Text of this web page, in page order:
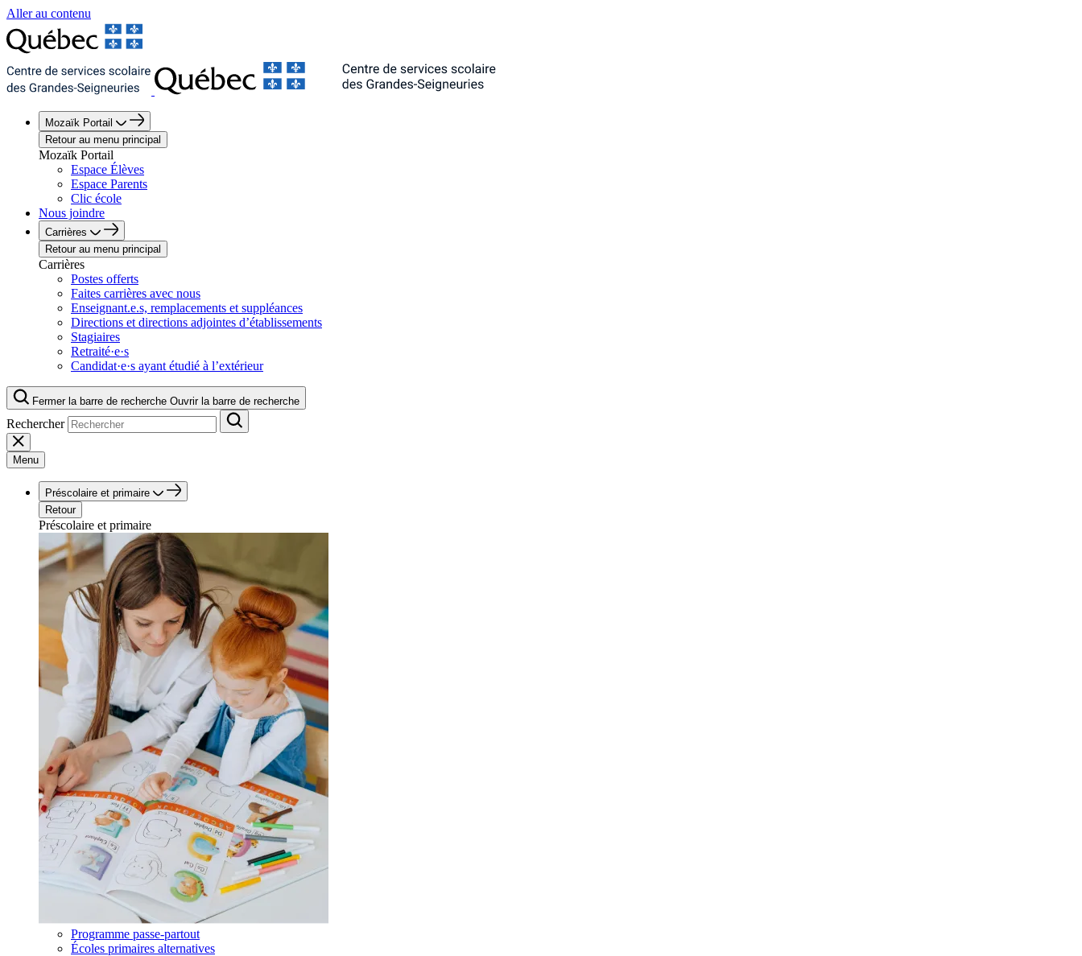
Aller au contenu
Mozaïk Portail
Retour au menu principal
Mozaïk Portail
Espace Élèves
Espace Parents
Clic école
Nous joindre
Carrières
Retour au menu principal
Carrières
Postes offerts
Faites carrières avec nous
Enseignant.e.s, remplacements et suppléances
Directions et directions adjointes d’établissements
Stagiaires
Retraité·e·s
Candidat·e·s ayant étudié à l’extérieur
Fermer la barre de recherche Ouvrir la barre de recherche
Rechercher
Menu
Préscolaire et primaire
Retour
Préscolaire et primaire
Programme passe-partout
Écoles primaires alternatives